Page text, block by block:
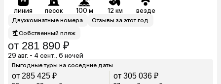
линия песок 100 м 12 км везде
Двухкомнатные номера
Отзывы за этот год
Собственный пляж
от 281 890 ₽
29 авг. - 4 сент., 6 ночей
Выгодные туры на соседние даты
от 285 425 ₽ от 305 036 ₽